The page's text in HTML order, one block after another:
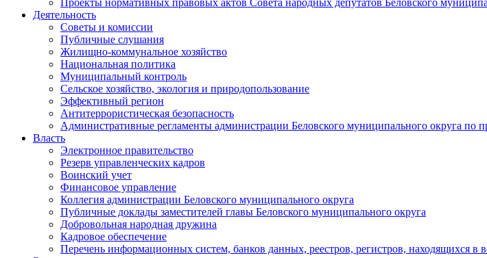
Проекты нормативных правовых актов Совета народных депутатов Беловского
Деятельность
Советы и комиссии
Публичные слушания
Жилищно-коммунальное хозяйство
Национальная политика
Муниципальный контроль
Сельское хозяйство, экология и природопользование
Эффективный регион
Антитеррористическая безопасность
Административные регламенты администрации Беловского муниципального округа по
Власть
Электронное правительство
Резерв управленческих кадров
Воинский учет
Финансовое управление
Коллегия администрации Беловского муниципального округа
Публичные доклады заместителей главы Беловского муниципального округа
Добровольная народная дружина
Кадровое обеспечение
Перечень информационных систем, банков данных, реестров, регистров, находящихся в